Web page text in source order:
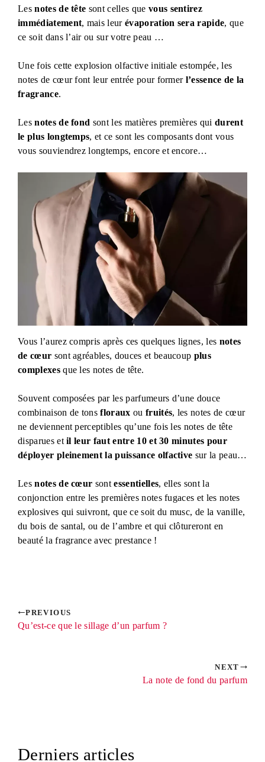
Lesnotes de tête sont celles que vous sentirez
immédiatement, mais leurévaporation sera rapide, que
ce soit dans l’air ou sur votre peau …
Une fois cette explosion olfactive initiale estompée, les
notes de cœur font leur entrée pour former l’essence de la
fragrance.
Lesnotes de fond sont les matières premières quidurent
le plus longtemps, et ce sont les composants dont vous
vous souviendrez longtemps, encore et encore…
Vous l’aurez compris après ces quelques lignes, les notes
de cœur sont agréables, douces et beaucoup plus
complexesque les notes de tête.
Souvent composées par les parfumeurs d’une douce
combinaison de tonsfloraux ou fruités, les notes de cœur
ne deviennent perceptibles qu’une fois les notes de tête
disparues etil leur faut entre 10 et 30 minutes pour
déployer pleinement la puissance olfactive sur la peau…
Lesnotes de cœur sontessentielles, elles sont la
conjonction entre les premières notes fugaces et les notes
explosives qui suivront, que ce soit du musc, de la vanille,
du bois de santal, ou de l’ambre et qui clôtureront en
beauté la fragrance avec prestance !
PREVIOUS
Qu’est-ce que le sillage d’un parfum ?
NEXT
La note de fond du parfum
Derniers articles